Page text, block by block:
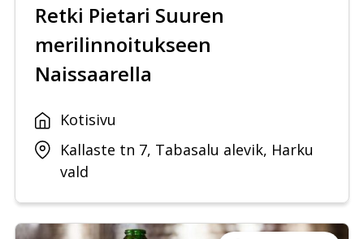
Retki Pietari Suuren
merilinnoitukseen
Naissaarella
Kotisivu
Kallaste tn 7, Tabasalu alevik, Harku
vald